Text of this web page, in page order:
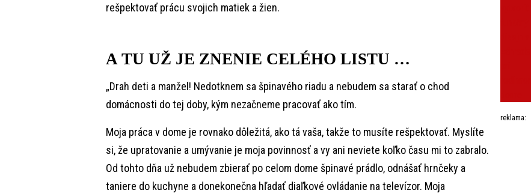
rešpektovať prácu svojich matiek a žien.
A TU UŽ JE ZNENIE CELÉHO LISTU …
„Drah deti a manžel! Nedotknem sa špinavého riadu a nebudem sa starať o chod
domácnosti do tej doby, kým nezačneme pracovať ako tím.
Moja práca v dome je rovnako dôležitá, ako tá vaša, takže to musíte rešpektovať. Myslíte
si, že upratovanie a umývanie je moja povinnosť a vy ani neviete koľko času mi to zabralo.
Od tohto dňa už nebudem zbierať po celom dome špinavé prádlo, odnášať hrnčeky a
taniere do kuchyne a donekonečna hľadať diaľkové ovládanie na televízor. Moja
reklama: